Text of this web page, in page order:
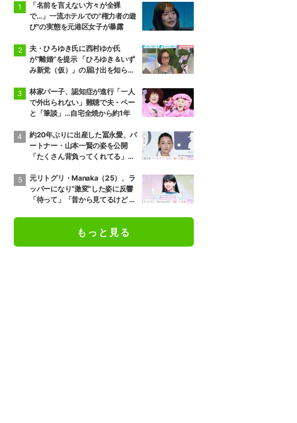
「名前を言えない方々が全裸
で…」一流ホテルでの"権力者の遊
び"の実態を元港区女子が暴露
夫・ひろゆき氏に西村ゆか氏
が“離婚”を提示 「ひろゆき＆いず
み新党（仮）」の届け出を知らさ
態で夫婦を続けるのは無理」
林家パー子、認知症が進行「一人
で外出られない」難聴で夫・ペー
と「筆談」…自宅全焼から約1年
約20年ぶりに出産した冨永愛、パ
ートナー・山本一賢の姿を公開
「たくさん背負ってくれてる」感
元リトグリ・Manaka（25）、ラ
ッパーになり“激変”した姿に反響
「待って」「昔から見てるけど 最
もっと見る